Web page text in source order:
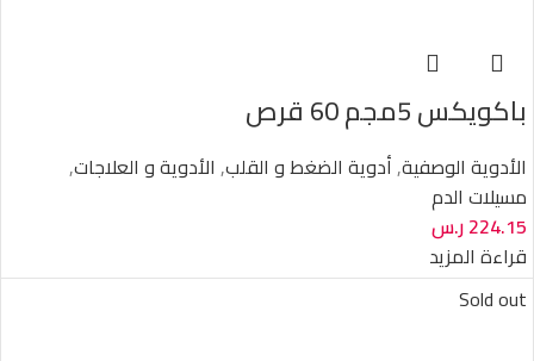
باكويكس 5مجم 60 قرص
الأدوية الوصفية,أدوية الضغط و القلب, الأدوية و العلاجات,
مسيلات الدم
224.15ر.س
قراءة المزيد
Sold out